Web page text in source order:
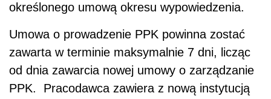
określonego umową okresu wypowiedzenia.
Umowa o prowadzenie PPK powinna zostać
zawarta w terminie maksymalnie 7 dni, licząc
od dnia zawarcia nowej umowy o zarządzanie
PPK. Pracodawca zawiera z nową instytucją